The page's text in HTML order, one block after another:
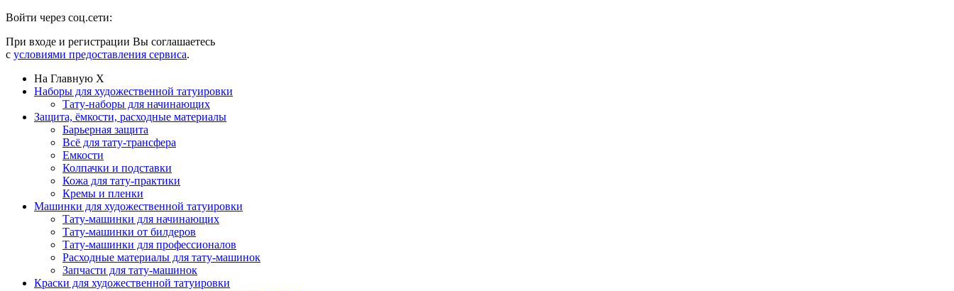
Войти через соц.сети:
При входе и регистрации Вы соглашаетесь
с условиями предоставления сервиса.
На Главную X
Наборы для художественной татуировки
Тату-наборы для начинающих
Защита, ёмкости, расходные материалы
Барьерная защита
Всё для тату-трансфера
Емкости
Колпачки и подставки
Кожа для тату-практики
Кремы и пленки
Машинки для художественной татуировки
Тату-машинки для начинающих
Тату-машинки от билдеров
Тату-машинки для профессионалов
Расходные материалы для тату-машинок
Запчасти для тату-машинок
Краски для художественной татуировки